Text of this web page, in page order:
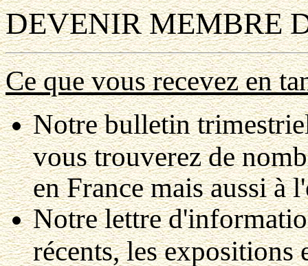
DEVENIR MEMBRE
Ce que vous recevez en
Notre bulletin
vous trouverez de
en France mais aussi à
Notre lettre
récents, les expositions